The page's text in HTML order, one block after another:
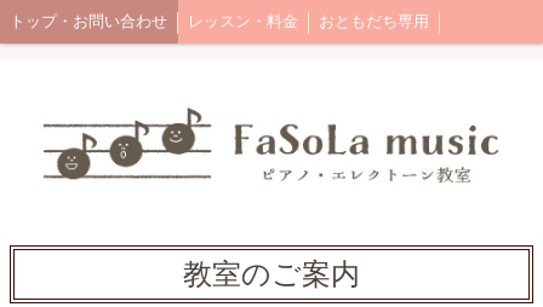
トップ・お問い合わせ レッスン・料金 おともだち専用
教室のご案内